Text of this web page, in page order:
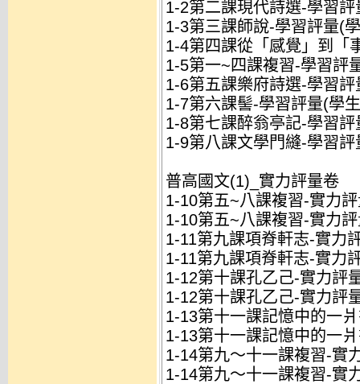
1-2第二課現代詩選-學習
1-3第三課師說-學習評量(
1-4第四課從「感覺」到「
1-5第一~四課複習-學習評
1-6第五課樂府詩選-學習
1-7第六課髻-學習評量(學
1-8第七課醉翁亭記-學習
1-9第八課文學門縫-學習
普高國文(1)_實力評量卷
1-10第五~八課複習-實力
1-10第五~八課複習-實力
1-11第九課項脊軒志-實力
1-11第九課項脊軒志-實力
1-12第十課孔乙己-實力評
1-12第十課孔乙己-實力評
1-13第十一課記憶中的一
1-13第十一課記憶中的一
1-14第九～十一課複習-實
1-14第九～十一課複習-實